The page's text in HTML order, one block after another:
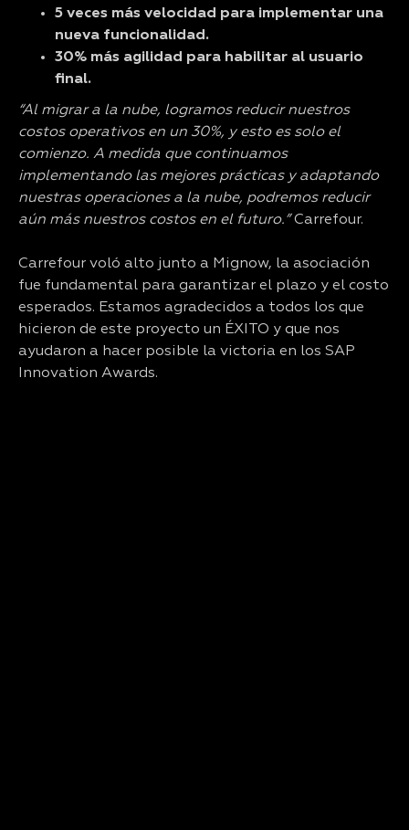
5 veces más velocidad para implementar una
nueva funcionalidad.
30% más agilidad para habilitar al usuario
final.
“Al migrar a la nube, logramos reducir nuestros
costos operativos en un 30%, y esto es solo el
comienzo. A medida que continuamos
implementando las mejores prácticas y adaptando
nuestras operaciones a la nube, podremos reducir
aún más nuestros costos en el futuro.”Carrefour.
Carrefour voló alto junto a Mignow, la asociación
fue fundamental para garantizar el plazo y el costo
esperados. Estamos agradecidos a todos los que
hicieron de este proyecto un ÉXITO y que nos
ayudaron a hacer posible la victoria en los SAP
Innovation Awards.